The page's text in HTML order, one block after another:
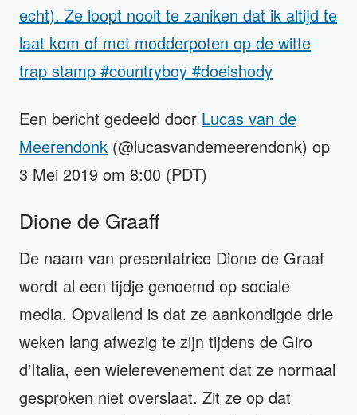
echt). Ze loopt nooit te zaniken dat ik altijd te
laat kom of met modderpoten op de witte
trap stamp #countryboy #doeishody
Een bericht gedeeld door Lucas van de
Meerendonk (@lucasvandemeerendonk) op
3 Mei 2019 om 8:00 (PDT)
Dione de Graaff
De naam van presentatrice Dione de Graaf
wordt al een tijdje genoemd op sociale
media. Opvallend is dat ze aankondigde drie
weken lang afwezig te zijn tijdens de Giro
d'Italia, een wielerevenement dat ze normaal
gesproken niet overslaat. Zit ze op dat